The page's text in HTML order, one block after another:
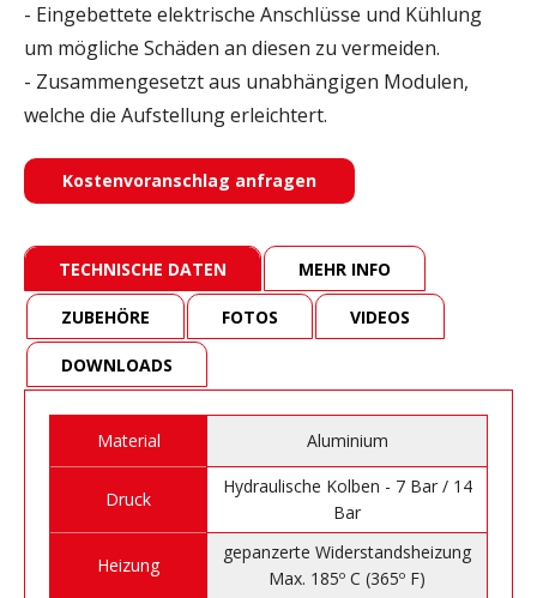
- Eingebettete elektrische Anschlüsse und Kühlung
um mögliche Schäden an diesen zu vermeiden.
- Zusammengesetzt aus unabhängigen Modulen,
welche die Aufstellung erleichtert.
Kostenvoranschlag anfragen
TECHNISCHE DATEN MEHR INFO
ZUBEHÖRE FOTOS VIDEOS
DOWNLOADS
Material Aluminium
Druck
Hydraulische Kolben - 7 Bar / 14
Bar
Heizung
gepanzerte Widerstandsheizung
Max. 185º C (365º F)